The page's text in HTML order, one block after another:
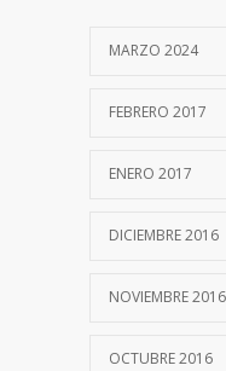
MARZO 2024
FEBRERO 2017
ENERO 2017
DICIEMBRE 2016
NOVIEMBRE 2016
OCTUBRE 2016